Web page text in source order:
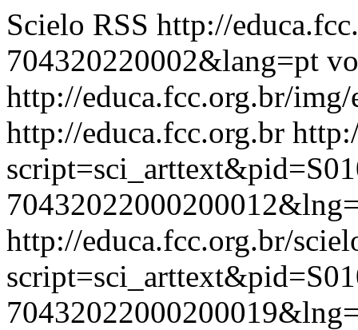
Scielo RSS http://
704320220002&lang=pt
http://educa.fcc.org.br/
http://educa.fcc.org.br
http://educa.fcc.org.br/